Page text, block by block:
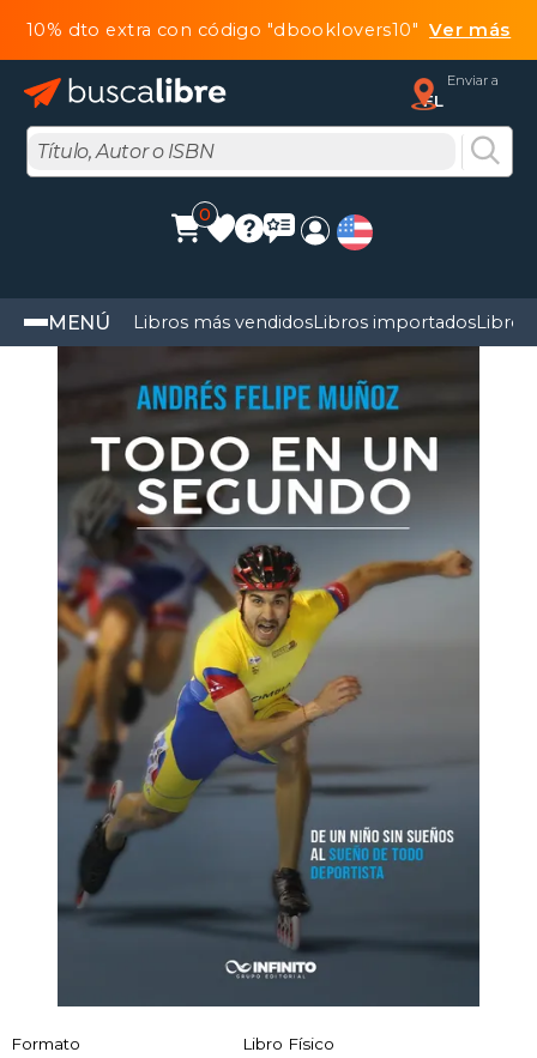
10% dto extra con código "dbooklovers10"Ver más
Enviar a
FL
0
MENÚ Libros más vendidosLibros importadosLibros
Formato
Libro Físico